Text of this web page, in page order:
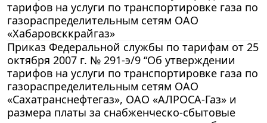
тарифов на услуги по транспортировке газа по
газораспределительным сетям ОАО
«Хабаровсккрайгаз»
Приказ Федеральной службы по тарифам от 25
октября 2007 г. № 291-э/9 “Об утверждении
тарифов на услуги по транспортировке газа по
газораспределительным сетям ОАО
«Сахатранснефтегаз», ОАО «АЛРОСА-Газ» и
размера платы за снабженческо-сбытовые